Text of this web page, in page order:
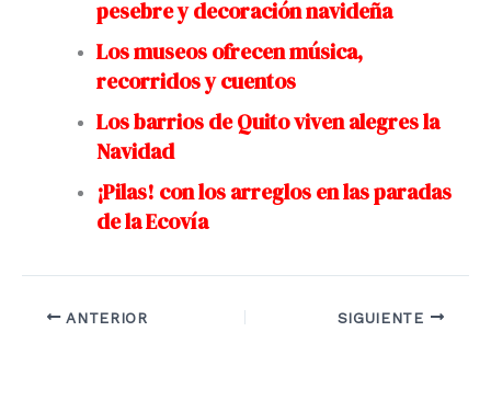
pesebre y decoración navideña
Los museos ofrecen música,
recorridos y cuentos
Los barrios de Quito viven alegres la
Navidad
¡Pilas! con los arreglos en las paradas
de la Ecovía
ANTERIOR SIGUIENTE